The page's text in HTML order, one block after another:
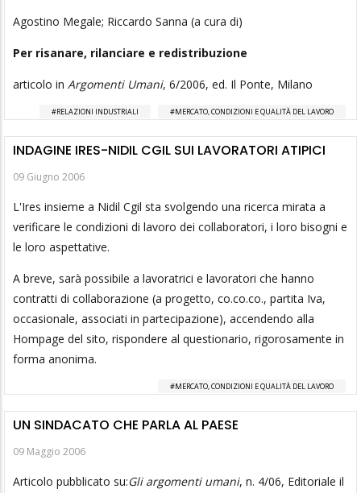
Agostino Megale; Riccardo Sanna (a cura di)
Per risanare, rilanciare e redistribuzione
articolo in Argomenti Umani, 6/2006, ed. Il Ponte, Milano
RELAZIONI INDUSTRIALI MERCATO, CONDIZIONI E QUALITÀ DEL LAVORO
INDAGINE IRES-NIDIL CGIL SUI LAVORATORI ATIPICI
09 Giugno 2006
L'Ires insieme a Nidil Cgil sta svolgendo una ricerca mirata a
verificare le condizioni di lavoro dei collaboratori, i loro bisogni e
le loro aspettative.
A breve, sarà possibile a lavoratrici e lavoratori che hanno
contratti di collaborazione (a progetto, co.co.co., partita Iva,
occasionale, associati in partecipazione), accendendo alla
Hompage del sito, rispondere al questionario, rigorosamente in
forma anonima.
MERCATO, CONDIZIONI E QUALITÀ DEL LAVORO
UN SINDACATO CHE PARLA AL PAESE
09 Maggio 2006
Articolo pubblicato su:Gli argomenti umani, n. 4/06, Editoriale il